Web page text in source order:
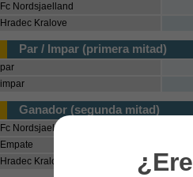
Fc Nordsjaelland
Hradec Kralove
Par / Impar (primera mitad)
par
impar
Ganador (segunda mitad)
Fc Nordsjaelland
Empate
Hradec Kralove